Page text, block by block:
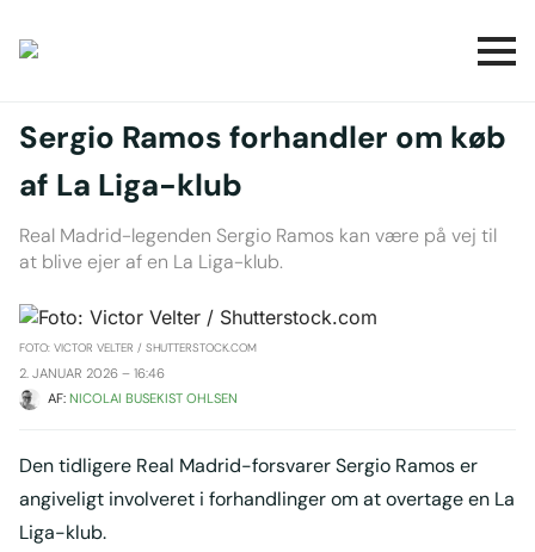
Sergio Ramos forhandler om køb
af La Liga-klub
Real Madrid-legenden Sergio Ramos kan være på vej til
at blive ejer af en La Liga-klub.
FOTO: VICTOR VELTER / SHUTTERSTOCK.COM
2. JANUAR 2026 – 16:46
AF: NICOLAI BUSEKIST OHLSEN
Den tidligere Real Madrid-forsvarer Sergio Ramos er
angiveligt involveret i forhandlinger om at overtage en La
Liga-klub.